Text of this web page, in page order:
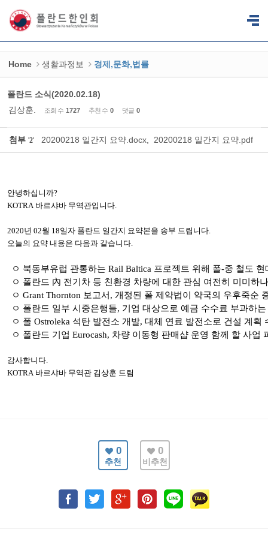
Home 생활과정보 경제,문화,법률
폴란드 소식(2020.02.18)
김상훈.
조회 수 1727 추천 수 0 댓글 0
첨부 '2' 20200218 일간지 요약.docx 20200218 일간지 요약.pdf
안녕하십니까?
KOTRA 바르샤바 무역관입니다.
2020년 02월 18일자 폴란드 일간지 요약본을 송부 드립니다.
오늘의 요약 내용은 다음과 같습니다.
ㅇ 북동부유럽 관통하는 Rail Baltica 프로젝트 위해 폴-중 철도 현
ㅇ 폴란드 內 전기차 등 친환경 차량에 대한 관심 여전히 미미하
ㅇ Grant Thornton 보고서 , 개정된 폴 제약법이 약국의 우후죽순
ㅇ 폴란드 일부 시중은행들, 기업 대상으로 예금 수수료 부과하
ㅇ 폴 Ostroleka 석탄 발전소 개발, 대체 연료 발전소로 건설 계획
ㅇ 폴란드 기업 Eurocash, 차량 이동형 판매샵 운영 함께 할 사업
감사합니다.
KOTRA 바르샤바 무역관 김상훈 드림
0
추천
0
비추천